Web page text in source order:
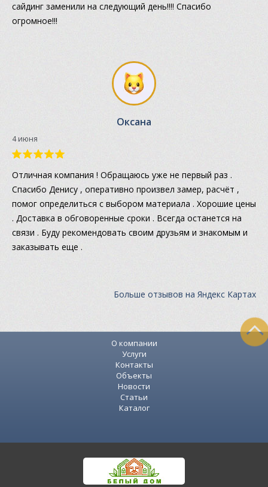
сайдинг заменили на следующий день!!!! Спасибо
огромное!!!
Оксана
4 июня
Отличная компания ! Обращаюсь уже не первый раз .
Спасибо Денису , оперативно произвел замер, расчёт ,
помог определиться с выбором материала . Хорошие цены
. Доставка в обговоренные сроки . Всегда останется на
связи . Буду рекомендовать своим друзьям и знакомым и
заказывать еще .
Больше отзывов на Яндекс Картах
О компании
Услуги
Контакты
Объекты
Новости
Статьи
Каталог